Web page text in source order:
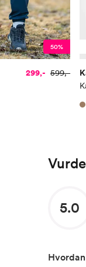
50%
299,- 599,-
5.0